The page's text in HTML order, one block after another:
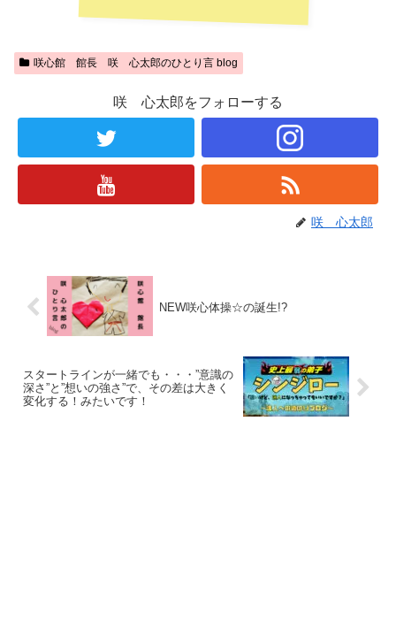
咲心館 館長 咲 心太郎のひとり言 blog
咲 心太郎をフォローする
咲 心太郎
NEW咲心体操☆の誕生!?
スタートラインが一緒でも・・・”意識の
深さ”と”想いの強さ”で、その差は大きく
変化する！みたいです！